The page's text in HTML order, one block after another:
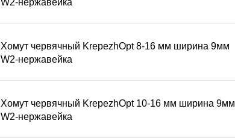
W2-нержавейка
Хомут червячный KrepezhOpt 8-16 мм ширина 9мм
W2-нержавейка
Хомут червячный KrepezhOpt 10-16 мм ширина 9мм
W2-нержавейка